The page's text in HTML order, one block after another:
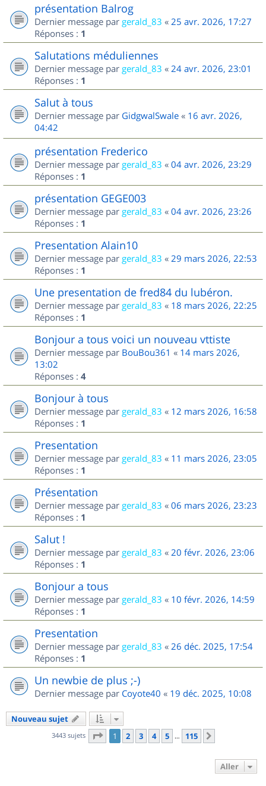
présentation Balrog
Dernier message par gerald_83 « 25 avr. 2026, 17:27
Réponses : 1
Salutations méduliennes
Dernier message par gerald_83 « 24 avr. 2026, 23:01
Réponses : 1
Salut à tous
Dernier message par GidgwalSwale « 16 avr. 2026,
04:42
présentation Frederico
Dernier message par gerald_83 « 04 avr. 2026, 23:29
Réponses : 1
présentation GEGE003
Dernier message par gerald_83 « 04 avr. 2026, 23:26
Réponses : 1
Presentation Alain10
Dernier message par gerald_83 « 29 mars 2026, 22:53
Réponses : 1
Une presentation de fred84 du lubéron.
Dernier message par gerald_83 « 18 mars 2026, 22:25
Réponses : 1
Bonjour a tous voici un nouveau vttiste
Dernier message par BouBou361 « 14 mars 2026,
13:02
Réponses : 4
Bonjour à tous
Dernier message par gerald_83 « 12 mars 2026, 16:58
Réponses : 1
Presentation
Dernier message par gerald_83 « 11 mars 2026, 23:05
Réponses : 1
Présentation
Dernier message par gerald_83 « 06 mars 2026, 23:23
Réponses : 1
Salut !
Dernier message par gerald_83 « 20 févr. 2026, 23:06
Réponses : 1
Bonjour a tous
Dernier message par gerald_83 « 10 févr. 2026, 14:59
Réponses : 1
Presentation
Dernier message par gerald_83 « 26 déc. 2025, 17:54
Réponses : 1
Un newbie de plus ;-)
Dernier message par Coyote40 « 19 déc. 2025, 10:08
Nouveau sujet
3443 sujets Page 1sur 115
1 2 3 4 5 … 115
Aller